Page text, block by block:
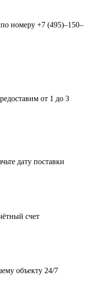
номеру +7 (495)–150–
от 1 до 3
дату поставки
счет
объекту 24/7